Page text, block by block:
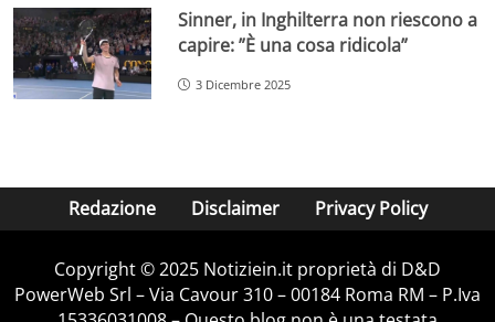
Sinner, in Inghilterra non riescono a
capire: ”È una cosa ridicola”
3 Dicembre 2025
Redazione Disclaimer Privacy Policy
Copyright © 2025 Notiziein.it proprietà di D&D
PowerWeb Srl – Via Cavour 310 – 00184 Roma RM – P.Iva